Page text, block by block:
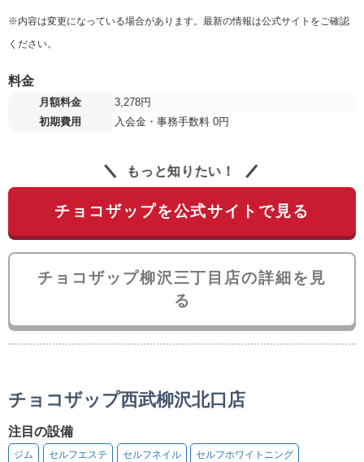
※内容は変更になっている場合があります。最新の情報は公式サイトをご確認
ください。
料金
月額料金
3,278円
初期費用
入会金・事務手数料 0円
もっと知りたい！
チョコザップを公式サイトで見る
チョコザップ柳沢三丁目店の詳細を見
る
チョコザップ西武柳沢北口店
注目の設備
ジム セルフエステ セルフネイル セルフホワイトニング